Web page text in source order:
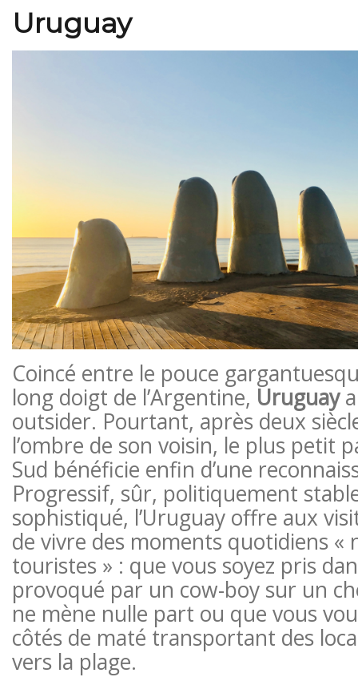
Uruguay
Coincé entre le pouce
long doigt de l’Argentine, Uruguaya
outsider. Pourtant, après deux
l’ombre de son voisin, le plus petit
Sud bénéficie enfin d’une
Progressif, sûr, politiquement
sophistiqué, l’Uruguay offre aux
de vivre des moments quotidiens «
touristes » : que vous soyez pris
provoqué par un cow-boy sur un
ne mène nulle part ou que vous
côtés de maté transportant des
vers la plage.